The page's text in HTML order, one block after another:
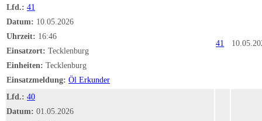
Lfd.: 41
Datum: 10.05.2026
Uhrzeit: 16:46
Einsatzort: Tecklenburg
Einheiten: Tecklenburg
Einsatzmeldung: Öl Erkunder
41
Lfd.: 40
Datum: 01.05.2026